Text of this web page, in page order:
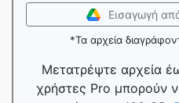
Εισαγωγή
*Τα αρχεία
Μετατρέψτε αρχεία
χρήστες Pro μπορούν